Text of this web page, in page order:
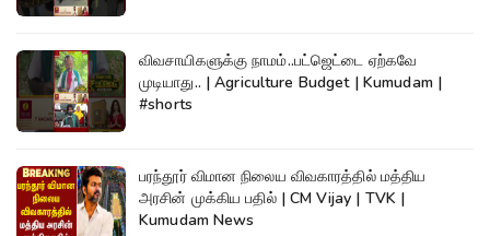
விவசாயிகளுக்கு நாமம்..பட்ஜெட்டை ஏற்கவே
முடியாது.. | Agriculture Budget | Kumudam |
#shorts
பரந்தூர் விமான நிலைய விவகாரத்தில் மத்திய
அரசின் முக்கிய பதில் | CM Vijay | TVK |
Kumudam News